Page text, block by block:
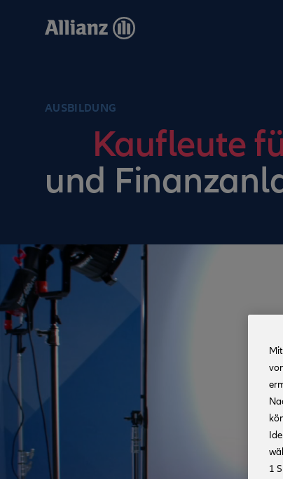
AUSBILDUNG
Kaufleute
und
1